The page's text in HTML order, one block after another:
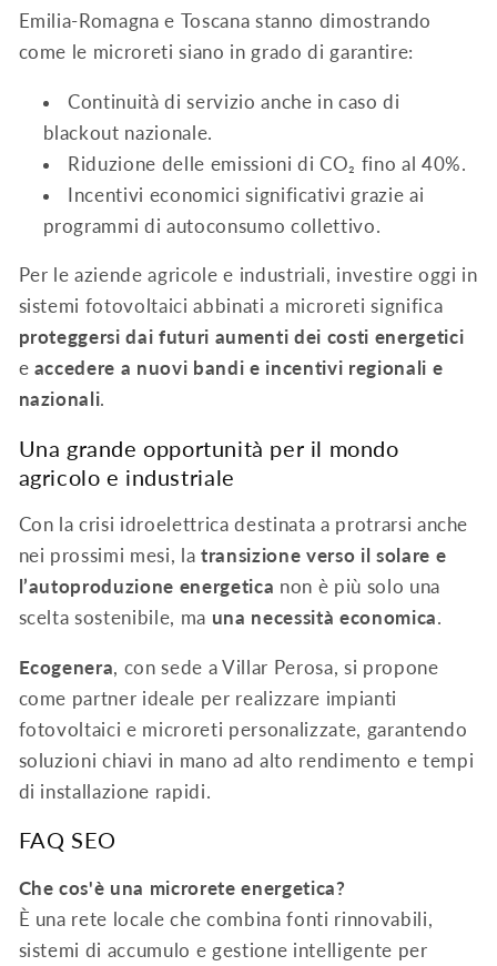
Emilia-Romagna e Toscana stanno dimostrando
come le microreti siano in grado di garantire:
Continuità di servizio anche in caso di
blackout nazionale.
Riduzione delle emissioni di CO₂ fino al 40%.
Incentivi economici significativi grazie ai
programmi di autoconsumo collettivo.
Per le aziende agricole e industriali, investire oggi in
sistemi fotovoltaici abbinati a microreti significa
proteggersi dai futuri aumenti dei costi energetici
e accedere a nuovi bandi e incentivi regionali e
nazionali.
Una grande opportunità per il mondo
agricolo e industriale
Con la crisi idroelettrica destinata a protrarsi anche
nei prossimi mesi, latransizione verso il solare e
l’autoproduzione energetica non è più solo una
scelta sostenibile, ma una necessità economica.
Ecogenera, con sede a Villar Perosa, si propone
come partner ideale per realizzare impianti
fotovoltaici e microreti personalizzate, garantendo
soluzioni chiavi in mano ad alto rendimento e tempi
di installazione rapidi.
FAQ SEO
Che cos'è una microrete energetica?
È una rete locale che combina fonti rinnovabili,
sistemi di accumulo e gestione intelligente per